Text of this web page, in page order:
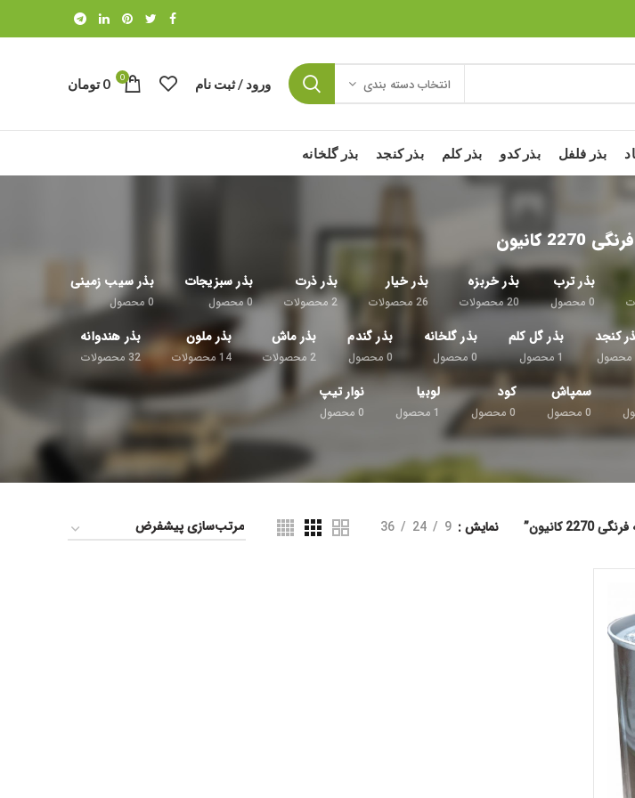
انتخاب دسته بندی ورود / ثبت نام 0
0 تومان
بذر فلفل بذر کدو بذر کلم بذر کنجد بذر گلخانه
کانیون
بذر ترب
0 محصول
بذر خربزه
20 محصولات
بذر خیار
26 محصولات
بذر ذرت
2 محصولات
بذر سبزیجات
0 محصول
بذر سیب زمینی
0 محصول
کنجد
محصول
بذر گل کلم
1 محصول
بذر گلخانه
0 محصول
بذر گندم
0 محصول
بذر ماش
2 محصولات
بذر ملون
14 محصولات
بذر هندوانه
32 محصولات
سمپاش
0 محصول
کود
0 محصول
لوبیا
1 محصول
نوار تیپ
0 محصول
کانیون” نمایش 9
24
36